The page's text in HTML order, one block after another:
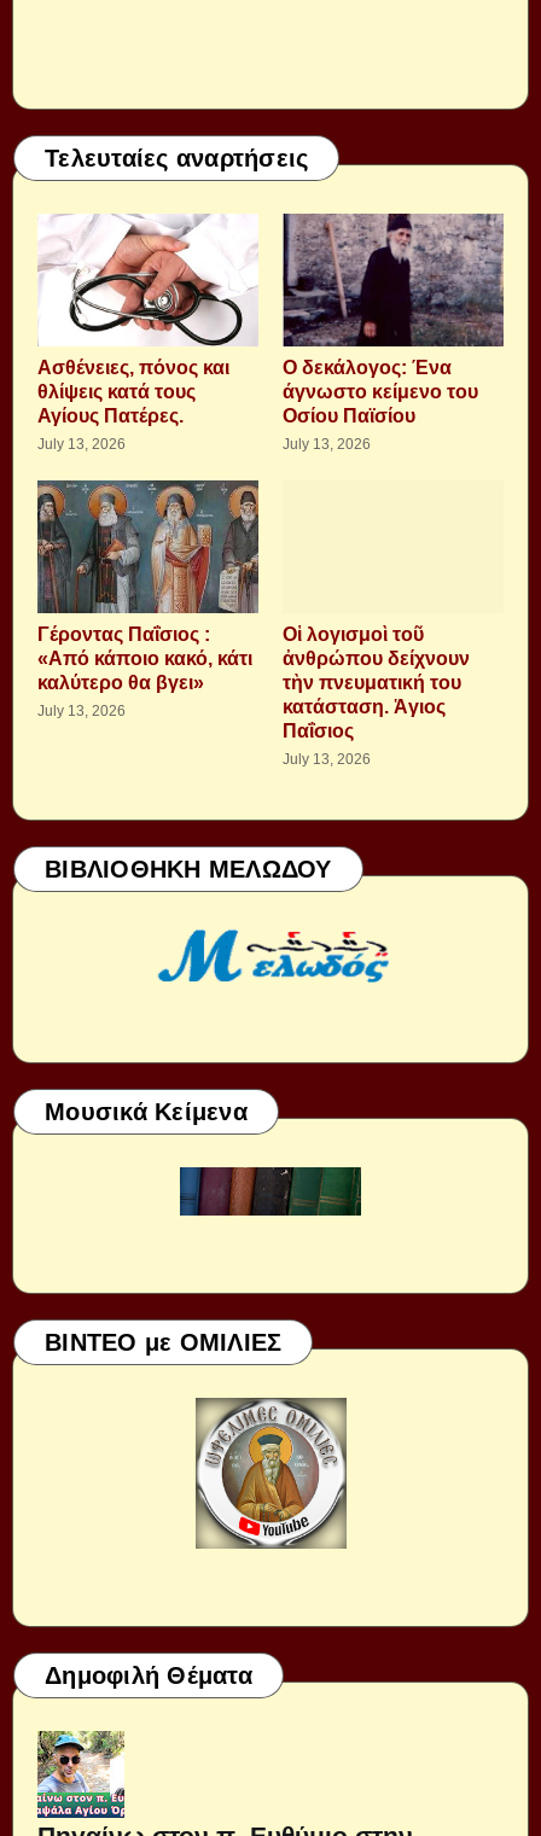
Τελευταίες αναρτήσεις
Aσθένειες, πόνος και
θλίψεις κατά τους
Αγίους Πατέρες.
July 13, 2026
Ο δεκάλογος: Ένα
άγνωστο κείμενο του
Οσίου Παϊσίου
July 13, 2026
Γέροντας Παΐσιος :
«Από κάποιο κακό, κάτι
καλύτερο θα βγει»
July 13, 2026
Οἱ λογισμοὶ τοῦ
ἀνθρώπου δείχνουν
τὴν πνευματική του
κατάσταση. Ἁγιος
Παΐσιος
July 13, 2026
ΒΙΒΛΙΟΘΗΚΗ ΜΕΛΩΔΟΥ
Μουσικά Κείμενα
ΒΙΝΤΕΟ με ΟΜΙΛΙΕΣ
Δημοφιλή Θέματα